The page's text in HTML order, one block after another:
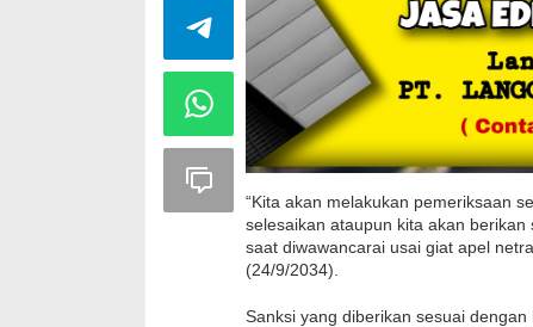
“Kita akan melakukan pemeriksaan
selesaikan ataupun kita akan
saat diwawancarai usai giat apel
(24/9/2034).
Sanksi yang diberikan sesuai